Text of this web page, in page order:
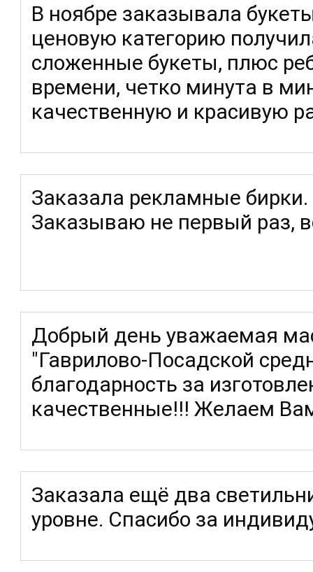
В ноябре заказывала
ценовую категорию
сложенные букеты, плюс
времени, четко минута в
качественную и красивую
Заказала рекламные
Заказываю не первый раз,
Добрый день уважаемая
"Гаврилово-Посадской
благодарность за
качественные!!! Желаем
Заказала ещё два
уровне. Спасибо за